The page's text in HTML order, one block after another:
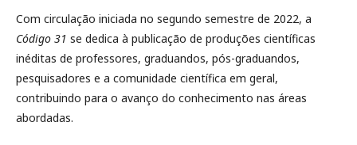
Com circulação iniciada no segundo semestre de 2022, a
Código 31 se dedica à publicação de produções científicas
inéditas de professores, graduandos, pós-graduandos,
pesquisadores e a comunidade científica em geral,
contribuindo para o avanço do conhecimento nas áreas
abordadas.